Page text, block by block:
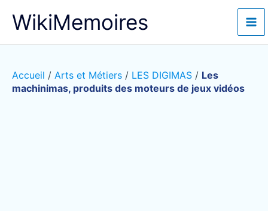
WikiMemoires
Accueil / Arts et Métiers / LES DIGIMAS / Les
machinimas, produits des moteurs de jeux vidéos